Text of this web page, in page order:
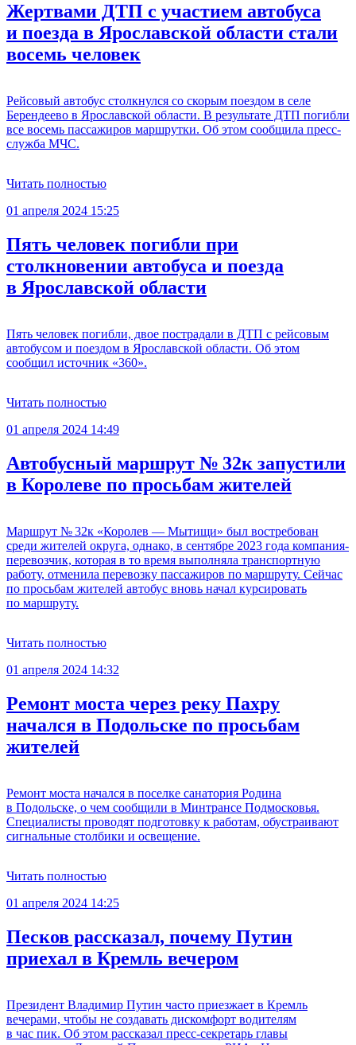
Жертвами ДТП с участием автобуса
и поезда в Ярославской области стали
восемь человек
Рейсовый автобус столкнулся со скорым поездом в селе
Берендеево в Ярославской области. В результате ДТП погибли
все восемь пассажиров маршрутки. Об этом сообщила пресс-
служба МЧС.
Читать полностью
01 апреля 2024 15:25
Пять человек погибли при
столкновении автобуса и поезда
в Ярославской области
Пять человек погибли, двое пострадали в ДТП с рейсовым
автобусом и поездом в Ярославской области. Об этом
сообщил источник «360».
Читать полностью
01 апреля 2024 14:49
Автобусный маршрут № 32к запустили
в Королеве по просьбам жителей
Маршрут № 32к «Королев — Мытищи» был востребован
среди жителей округа, однако, в сентябре 2023 года компания-
перевозчик, которая в то время выполняла транспортную
работу, отменила перевозку пассажиров по маршруту. Сейчас
по просьбам жителей автобус вновь начал курсировать
по маршруту.
Читать полностью
01 апреля 2024 14:32
Ремонт моста через реку Пахру
начался в Подольске по просьбам
жителей
Ремонт моста начался в поселке санатория Родина
в Подольске, о чем сообщили в Минтрансе Подмосковья.
Специалисты проводят подготовку к работам, обустраивают
сигнальные столбики и освещение.
Читать полностью
01 апреля 2024 14:25
Песков рассказал, почему Путин
приехал в Кремль вечером
Президент Владимир Путин часто приезжает в Кремль
вечерами, чтобы не создавать дискомфорт водителям
в час пик. Об этом рассказал пресс-секретарь главы